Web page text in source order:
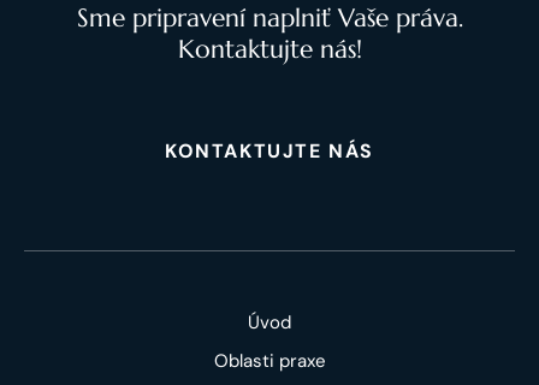
Sme pripravení naplniť Vaše práva.
Kontaktujte nás!
KONTAKTUJTE NÁS
Úvod
Oblasti praxe